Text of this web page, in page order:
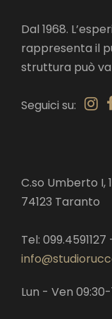
Dal 1968.
rappresenta il
struttura può
Seguici su:
C.so Umberto I,
74123 Taranto
Tel:
Lun - Ven 09:30-